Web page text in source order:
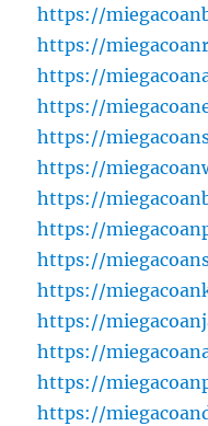
https://
https://
https://
https://
https://
https://
https://
https://
https://
https://
https://
https://
https://
https://